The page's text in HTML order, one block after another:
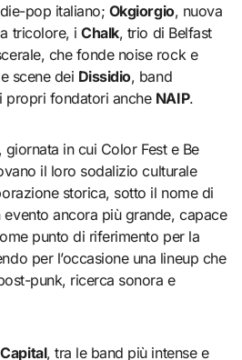
pop italiano; Okgiorgio, nuova
tricolore, iChalk, trio di Belfast
che fonde noise rock e
scene dei Dissidio, band
propri fondatori anche NAIP.
giornata in cui Color Fest e Be
il loro sodalizio culturale
storica, sotto il nome di
evento ancora più grande, capace
punto di riferimento per la
per l’occasione una lineup che
punk, ricerca sonora e
, tra le band più intense e